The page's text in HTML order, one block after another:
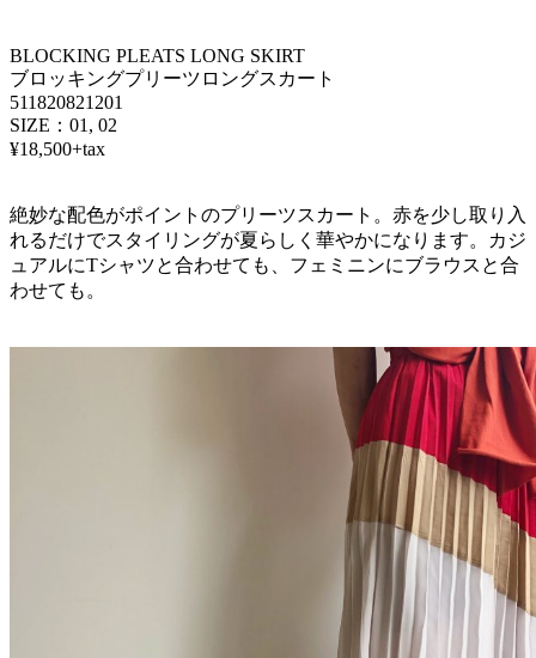
BLOCKING PLEATS LONG SKIRT
ブロッキングプリーツロングスカート
511820821201
SIZE：01, 02
¥18,500+tax
絶妙な配色がポイントのプリーツスカート。赤を少し取り入
れるだけでスタイリングが夏らしく華やかになります。カジ
ュアルにTシャツと合わせても、フェミニンにブラウスと合
わせても。